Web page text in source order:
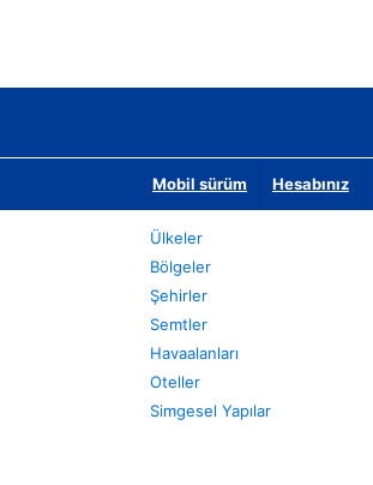
Mobil sürüm Hesabınız
Ülkeler
Bölgeler
Şehirler
Semtler
Havaalanları
Oteller
Simgesel Yapılar